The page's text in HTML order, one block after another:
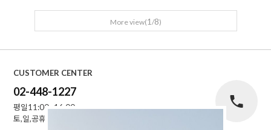
More view(1 /8)
CUSTOMER CENTER
02-448-1227
평일11:00~16:00
토,일,공휴일 휴무